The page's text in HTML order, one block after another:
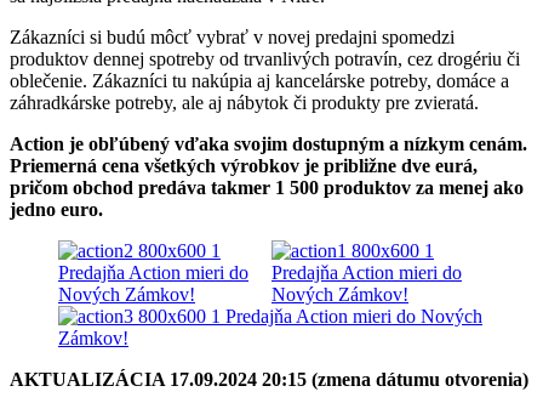
Zákazníci si budú môcť vybrať v novej predajni spomedzi
produktov dennej spotreby od trvanlivých potravín, cez drogériu či
oblečenie. Zákazníci tu nakúpia aj kancelárske potreby, domáce a
záhradkárske potreby, ale aj nábytok či produkty pre zvieratá.
Action je obľúbený vďaka svojim dostupným a nízkym cenám.
Priemerná cena všetkých výrobkov je približne dve eurá,
pričom obchod predáva takmer 1 500 produktov za menej ako
jedno euro.
AKTUALIZÁCIA 17.09.2024 20:15 (zmena dátumu otvorenia)